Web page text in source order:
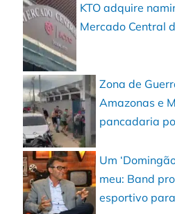
KTO adquire
Mercado Central
Zona de
Amazonas e
pancadaria
Um
meu: Band
esportivo